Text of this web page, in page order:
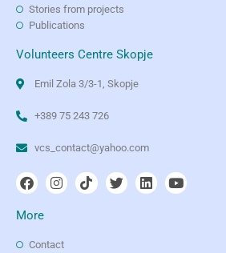
Stories from projects
Publications
Volunteers Centre Skopje
Emil Zola 3/3-1, Skopje
+389 75 243 726
vcs_contact@yahoo.com
More
Contact